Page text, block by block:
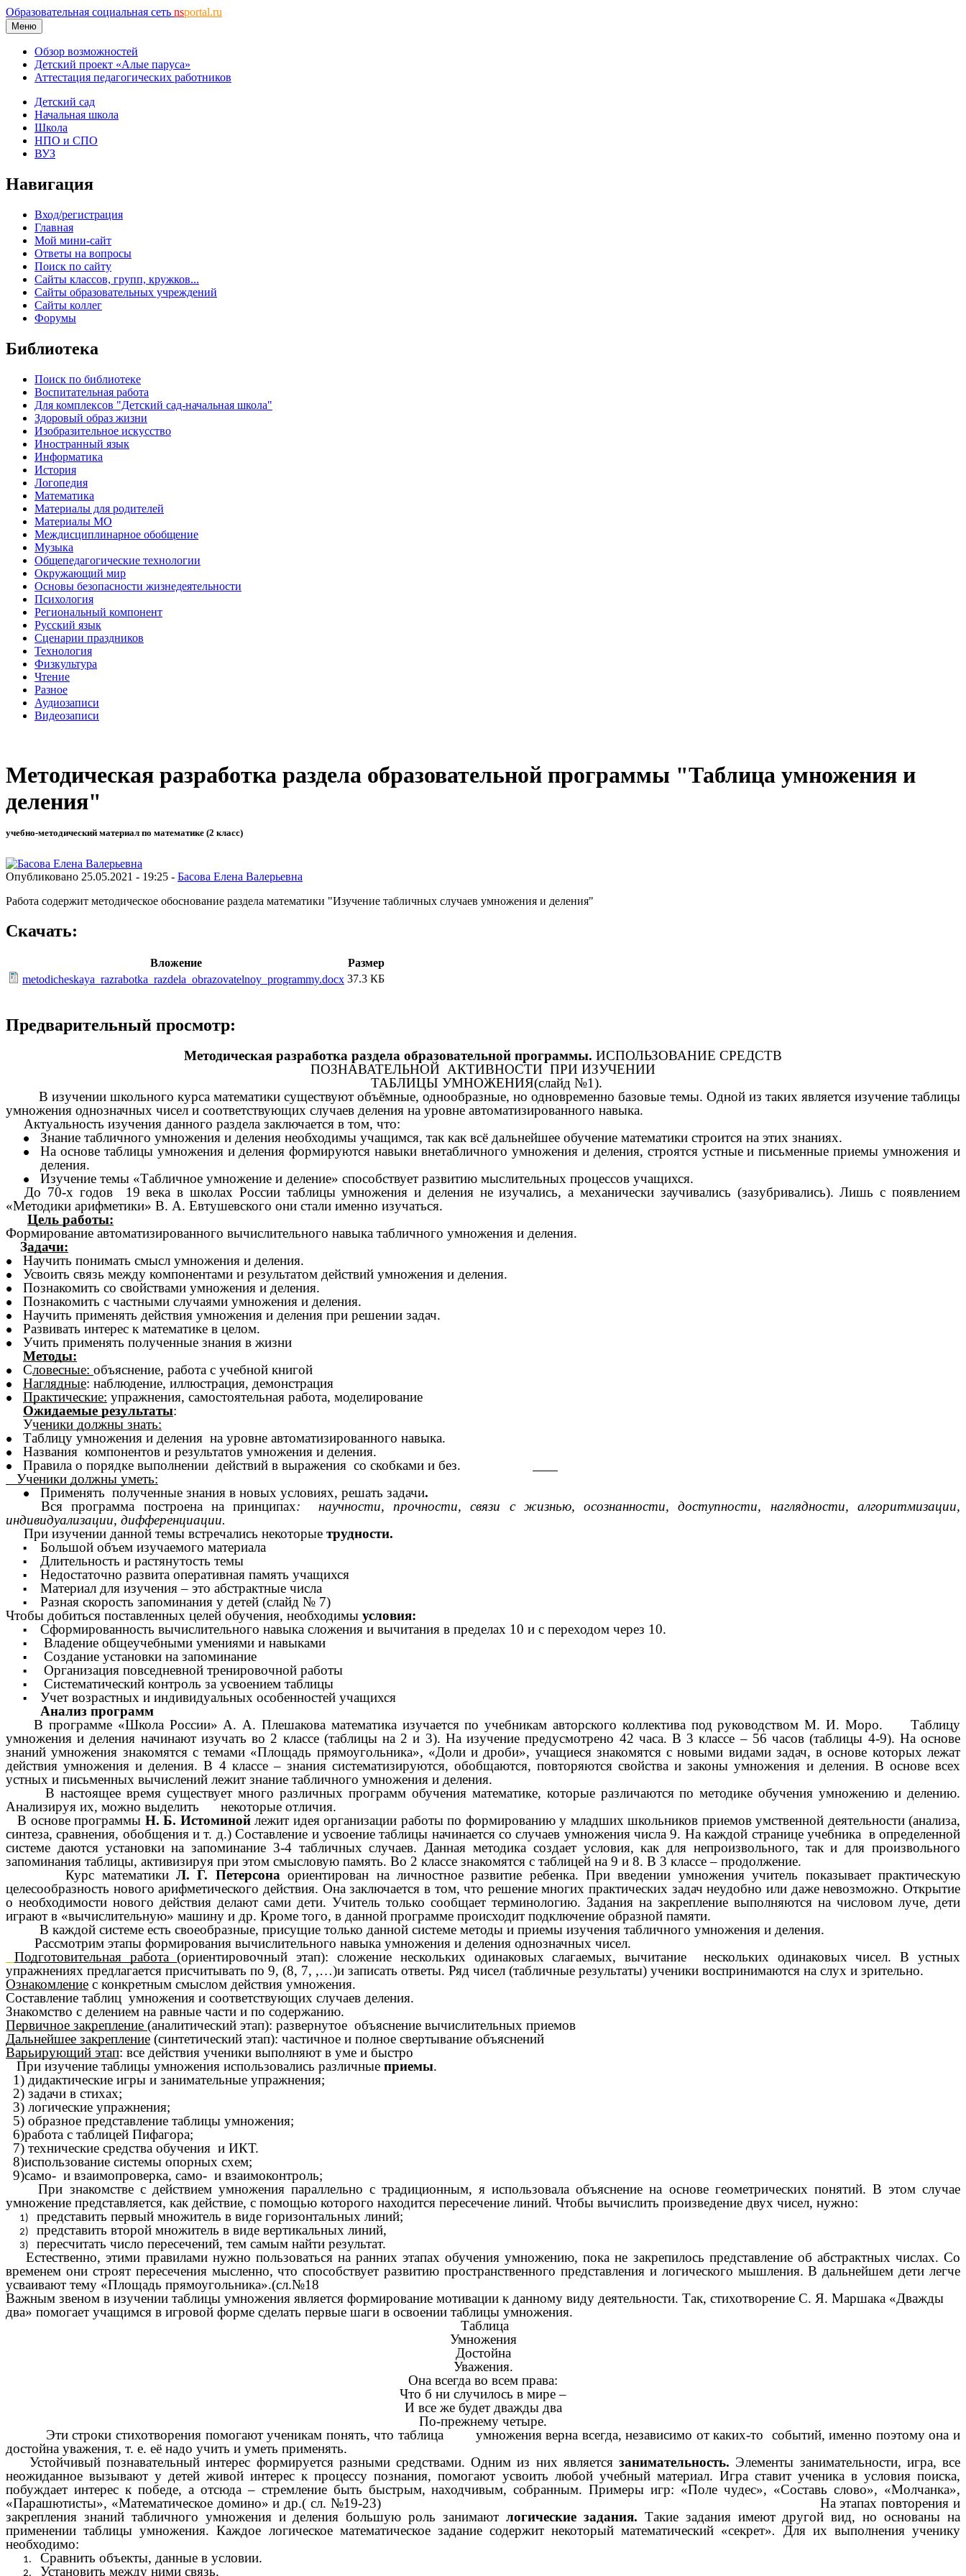
Образовательная социальная сеть nsportal.ru
Меню
Обзор возможностей
Детский проект «Алые паруса»
Аттестация педагогических работников
Детский сад
Начальная школа
Школа
НПО и СПО
ВУЗ
Навигация
Вход/регистрация
Главная
Мой мини-сайт
Ответы на вопросы
Поиск по сайту
Сайты классов, групп, кружков...
Сайты образовательных учреждений
Сайты коллег
Форумы
Библиотека
Поиск по библиотеке
Воспитательная работа
Для комплексов "Детский сад-начальная школа"
Здоровый образ жизни
Изобразительное искусство
Иностранный язык
Информатика
История
Логопедия
Математика
Материалы для родителей
Материалы МО
Междисциплинарное обобщение
Музыка
Общепедагогические технологии
Окружающий мир
Основы безопасности жизнедеятельности
Психология
Региональный компонент
Русский язык
Сценарии праздников
Технология
Физкультура
Чтение
Разное
Аудиозаписи
Видеозаписи
Методическая разработка раздела образовательной программы "Таблица умножения и
деления"
учебно-методический материал по математике (2 класс)
Опубликовано 25.05.2021 - 19:25 - Басова Елена Валерьевна
Работа содержит методическое обоснование раздела математики "Изучение табличных случаев умножения и деления"
Скачать:
Вложение
Размер
metodicheskaya_razrabotka_razdela_obrazovatelnoy_programmy.docx 37.3 КБ
Предварительный просмотр:
Методическая разработка раздела образовательной программы. ИСПОЛЬЗОВАНИЕ СРЕДСТВ
ПОЗНАВАТЕЛЬНОЙ АКТИВНОСТИ ПРИ ИЗУЧЕНИИ
ТАБЛИЦЫ УМНОЖЕНИЯ(слайд №1).
В изучении школьного курса математики существуют объёмные, однообразные, но одновременно базовые темы. Одной из таких является изучение таблицы
умножения однозначных чисел и соответствующих случаев деления на уровне автоматизированного навыка.
Актуальность изучения данного раздела заключается в том, что:
Знание табличного умножения и деления необходимы учащимся, так как всё дальнейшее обучение математики строится на этих знаниях.
На основе таблицы умножения и деления формируются навыки внетабличного умножения и деления, строятся устные и письменные приемы умножения и
деления.
Изучение темы «Табличное умножение и деление» способствует развитию мыслительных процессов учащихся.
До 70-х годов 19 века в школах России таблицы умножения и деления не изучались, а механически заучивались (зазубривались). Лишь с появлением
«Методики арифметики» В. А. Евтушевского они стали именно изучаться.
Цель работы:
Формирование автоматизированного вычислительного навыка табличного умножения и деления.
Задачи:
Научить понимать смысл умножения и деления.
Усвоить связь между компонентами и результатом действий умножения и деления.
Познакомить со свойствами умножения и деления.
Познакомить с частными случаями умножения и деления.
Научить применять действия умножения и деления при решении задач.
Развивать интерес к математике в целом.
Учить применять полученные знания в жизни
Методы:
Словесные: объяснение, работа с учебной книгой
Наглядные: наблюдение, иллюстрация, демонстрация
Практические: упражнения, самостоятельная работа, моделирование
Ожидаемые результаты:
Ученики должны знать:
Таблицу умножения и деления на уровне автоматизированного навыка.
Названия компонентов и результатов умножения и деления.
Правила о порядке выполнении действий в выражения со скобками и без.
Ученики должны уметь:
Применять полученные знания в новых условиях, решать задачи.
Вся программа построена на принципах: научности,
прочности, связи с жизнью, осознанности, доступности, наглядности, алгоритмизации,
индивидуализации, дифференциации.
При изучении данной темы встречались некоторые трудности.
Большой объем изучаемого материала
Длительность и растянутость темы
Недостаточно развита оперативная память учащихся
Материал для изучения – это абстрактные числа
Разная скорость запоминания у детей (слайд № 7)
Чтобы добиться поставленных целей обучения, необходимы условия:
Сформированность вычислительного навыка сложения и вычитания в пределах 10 и с переходом через 10.
Владение общеучебными умениями и навыками
Создание установки на запоминание
Организация повседневной тренировочной работы
Систематический контроль за усвоением таблицы
Учет возрастных и индивидуальных особенностей учащихся
Анализ программ
В программе «Школа России» А. А. Плешакова математика изучается по учебникам авторского коллектива под руководством М. И. Моро. Таблицу
умножения и деления начинают изучать во 2 классе (таблицы на 2 и 3). На изучение предусмотрено 42 часа. В 3 классе – 56 часов (таблицы 4-9). На основе
знаний умножения знакомятся с темами «Площадь прямоугольника», «Доли и дроби», учащиеся знакомятся с новыми видами задач, в основе которых лежат
действия умножения и деления. В 4 классе – знания систематизируются, обобщаются, повторяются свойства и законы умножения и деления. В основе всех
устных и письменных вычислений лежит знание табличного умножения и деления.
В настоящее время существует много различных программ обучения математике, которые различаются по методике обучения умножению и делению.
Анализируя их, можно выделить некоторые отличия.
В основе программы Н. Б. Истоминойлежит идея организации работы по формированию у младших школьников приемов умственной деятельности (анализа,
синтеза, сравнения, обобщения и т. д.) Составление и усвоение таблицы начинается со случаев умножения числа 9. На каждой странице учебника в определенной
системе даются установки на запоминание 3-4 табличных случаев. Данная методика создает условия, как для непроизвольного, так и для произвольного
запоминания таблицы, активизируя при этом смысловую память. Во 2 классе знакомятся с таблицей на 9 и 8. В 3 классе – продолжение.
Курс математики Л. Г. Петерсона ориентирован на личностное развитие ребенка. При введении умножения учитель показывает практическую
целесообразность нового арифметического действия. Она заключается в том, что решение многих практических задач неудобно или даже невозможно. Открытие
о необходимости нового действия делают сами дети. Учитель только сообщает терминологию. Задания на закрепление выполняются на числовом луче, дети
играют в «вычислительную» машину и др. Кроме того, в данной программе происходит подключение образной памяти.
В каждой системе есть своеобразные, присущие только данной системе методы и приемы изучения табличного умножения и деления.
Рассмотрим этапы формирования вычислительного навыка умножения и деления однозначных чисел.
Подготовительная работа(ориентировочный этап): сложение нескольких одинаковых слагаемых, вычитание нескольких одинаковых чисел. В устных
упражнениях предлагается присчитывать по 9, (8, 7, ,…)и записать ответы. Ряд чисел (табличные результаты) ученики воспринимаются на слух и зрительно.
Ознакомление с конкретным смыслом действия умножения.
Составление таблиц умножения и соответствующих случаев деления.
Знакомство с делением на равные части и по содержанию.
Первичное закрепление (аналитический этап): развернутое объяснение вычислительных приемов
Дальнейшее закрепление (синтетический этап): частичное и полное свертывание объяснений
Варьирующий этап: все действия ученики выполняют в уме и быстро
При изучение таблицы умножения использовались различные приемы.
1) дидактические игры и занимательные упражнения;
2) задачи в стихах;
3) логические упражнения;
5) образное представление таблицы умножения;
6)работа с таблицей Пифагора;
7) технические средства обучения и ИКТ.
8)использование системы опорных схем;
9)само- и взаимопроверка, само- и взаимоконтроль;
При знакомстве с действием умножения параллельно с традиционным, я использовала объяснение на основе геометрических понятий. В этом случае
умножение представляется, как действие, с помощью которого находится пересечение линий. Чтобы вычислить произведение двух чисел, нужно:
представить первый множитель в виде горизонтальных линий;
представить второй множитель в виде вертикальных линий,
пересчитать число пересечений, тем самым найти результат.
Естественно, этими правилами нужно пользоваться на ранних этапах обучения умножению, пока не закрепилось представление об абстрактных числах. Со
временем они строят пересечения мысленно, что способствует развитию пространственного представления и логического мышления. В дальнейшем дети легче
усваивают тему «Площадь прямоугольника».(сл.№18
Важным звеном в изучении таблицы умножения является формирование мотивации к данному виду деятельности. Так, стихотворение С. Я. Маршака «Дважды
два» помогает учащимся в игровой форме сделать первые шаги в освоении таблицы умножения.
Таблица
Умножения
Достойна
Уважения.
Она всегда во всем права:
Что б ни случилось в мире –
И все же будет дважды два
По-прежнему четыре.
Эти строки стихотворения помогают ученикам понять, что таблица умножения верна всегда, независимо от каких-то событий, именно поэтому она и
достойна уважения, т. е. её надо учить и уметь применять.
Устойчивый познавательный интерес формируется разными средствами. Одним из них являетсязанимательность. Элементы занимательности, игра, все
неожиданное вызывают у детей живой интерес к процессу познания, помогают усвоить любой учебный материал. Игра ставит ученика в условия поиска,
побуждает интерес к победе, а отсюда – стремление быть быстрым, находчивым, собранным. Примеры игр: «Поле чудес», «Составь слово», «Молчанка»,
«Парашютисты», «Математическое домино» и др.( сл. №19-23) На этапах повторения и
закрепления знаний табличного умножения и деления большую роль занимают логические задания. Такие задания имеют другой вид, но основаны на
применении таблицы умножения. Каждое логическое математическое задание содержит некоторый математический «секрет».
Для их выполнения ученику
необходимо:
Сравнить объекты, данные в условии.
Установить между ними связь.